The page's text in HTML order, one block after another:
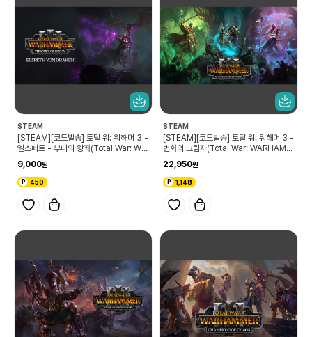
STEAM
[STEAM][코드발송] 토탈 워: 워해머 3 -
엘스페트 - 부패의 왕좌(Total War: WA
of Decay)
9,000
450
STEAM
[STEAM][코드발송] 토탈 워: 워해머 3 -
변화의 그림자(Total War: WARHAMM
22,950
1,148